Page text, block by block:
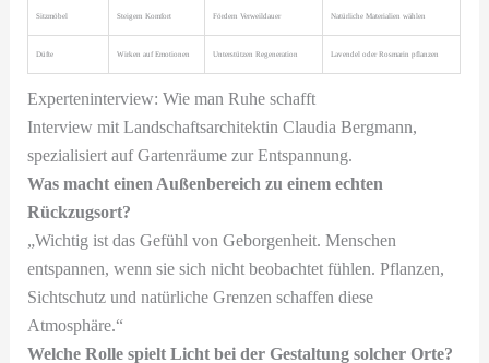
Sitzmöbel Steigern Komfort Fördern Verweildauer Natürliche Materialien wählen
Düfte Wirken auf Emotionen Unterstützen Regeneration Lavendel oder Rosmarin pflanzen
Experteninterview: Wie man Ruhe schafft
Interview mit Landschaftsarchitektin Claudia Bergmann,
spezialisiert auf Gartenräume zur Entspannung.
Was macht einen Außenbereich zu einem echten
Rückzugsort?
„Wichtig ist das Gefühl von Geborgenheit. Menschen
entspannen, wenn sie sich nicht beobachtet fühlen. Pflanzen,
Sichtschutz und natürliche Grenzen schaffen diese
Atmosphäre.“
Welche Rolle spielt Licht bei der Gestaltung solcher Orte?